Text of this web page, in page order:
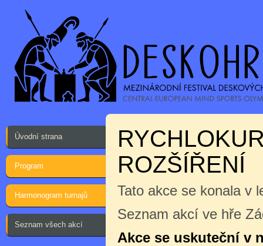
Úvodní strana
Program
Harmonogram turnajů
Seznam všech akcí
ROZŠÍŘENÍ
Tato akce se konala v
Seznam akcí ve hře
Akce se uskuteční v